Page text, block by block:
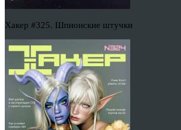
Хакер #325. Шпионские штучки